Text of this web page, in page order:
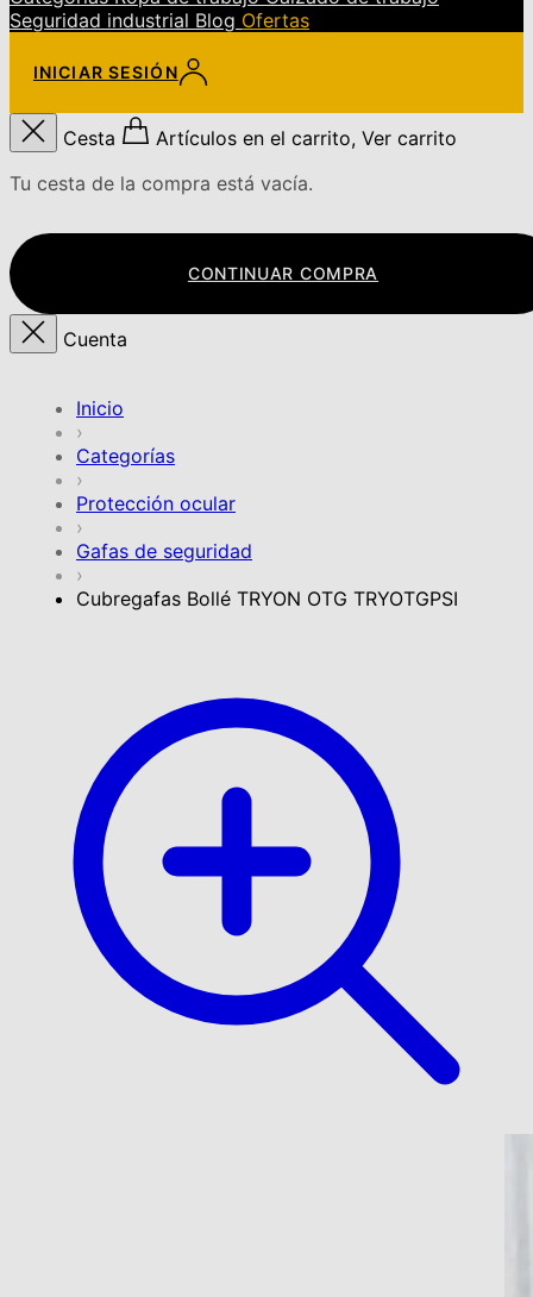
Seguridad industrial Blog Ofertas
INICIAR SESIÓN
Cesta
Artículos en el carrito, Ver carrito
Tu cesta de la compra está vacía.
CONTINUAR COMPRA
Cuenta
Inicio
›
Categorías
›
Protección ocular
›
Gafas de seguridad
›
Cubregafas Bollé TRYON OTG TRYOTGPSI